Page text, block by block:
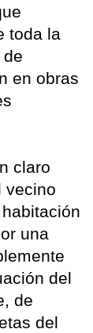
toda la
en obras
claro
vecino
una
del
de
del